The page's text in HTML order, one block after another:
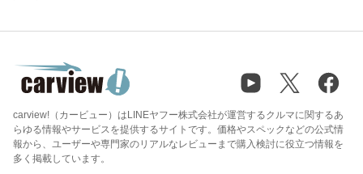
carview!（カービュー）はLINEヤフー株式会社が運営するクルマに関するあ
らゆる情報やサービスを提供するサイトです。価格やスペックなどの公式情
報から、ユーザーや専門家のリアルなレビューまで購入検討に役立つ情報を
多く掲載しています。